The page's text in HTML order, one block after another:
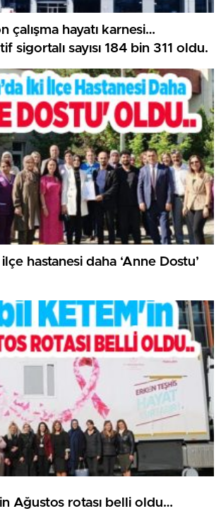
çalışma hayatı karnesi…
sigortalı sayısı 184 bin 311 oldu.
hastanesi daha ‘Anne Dostu’
Ağustos rotası belli oldu…